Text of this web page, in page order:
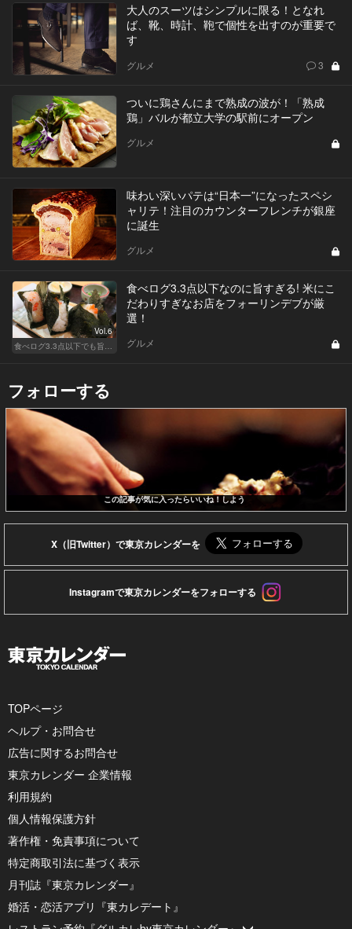
大人のスーツはシンプルに限る！となれ
ば、靴、時計、鞄で個性を出すのが重要で
す
グルメ 3
ついに鶏さんにまで熟成の波が！「熟成
鶏」バルが都立大学の駅前にオープン
グルメ
味わい深いパテは“日本一”になったスペシ
ャリテ！注目のカウンターフレンチが銀座
に誕生
グルメ
Vol.6
食べログ3.3点以下なのに旨すぎる! 米にこ
だわりすぎなお店をフォーリンデブが厳
選！
グルメ
フォローする
この記事が気に入ったらいいね！しよう
X（旧Twitter）で東京カレンダーを
Instagramで東京カレンダーをフォローする
TOPページ
ヘルプ・お問合せ
広告に関するお問合せ
東京カレンダー 企業情報
利用規約
個人情報保護方針
著作権・免責事項について
特定商取引法に基づく表示
月刊誌『東京カレンダー』
婚活・恋活アプリ『東カレデート』